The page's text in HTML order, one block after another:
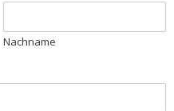
Nachname